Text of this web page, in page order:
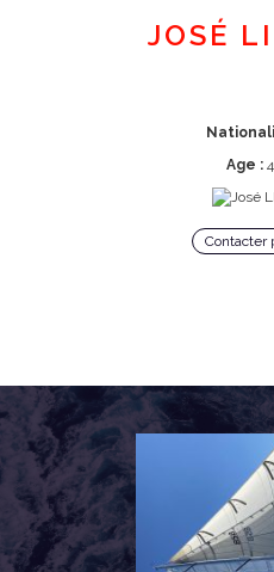
JOSÉ
Age :
Contacter